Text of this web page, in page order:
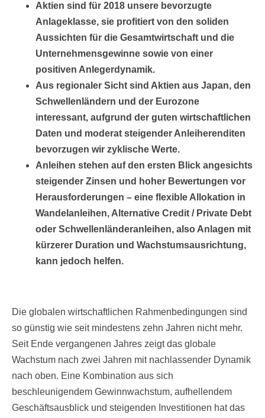
Aktien sind für 2018 unsere bevorzugte
Anlageklasse, sie profitiert von den soliden
Aussichten für die Gesamtwirtschaft und die
Unternehmensgewinne sowie von einer
positiven Anlegerdynamik.
Aus regionaler Sicht sind Aktien aus Japan, den
Schwellenländern und der Eurozone
interessant, aufgrund der guten wirtschaftlichen
Daten und moderat steigender Anleiherenditen
bevorzugen wir zyklische Werte.
Anleihen stehen auf den ersten Blick angesichts
steigender Zinsen und hoher Bewertungen vor
Herausforderungen – eine flexible Allokation in
Wandelanleihen, Alternative Credit / Private Debt
oder Schwellenländeranleihen, also Anlagen mit
kürzerer Duration und Wachstumsausrichtung,
kann jedoch helfen.
Die globalen wirtschaftlichen Rahmenbedingungen sind
so günstig wie seit mindestens zehn Jahren nicht mehr.
Seit Ende vergangenen Jahres zeigt das globale
Wachstum nach zwei Jahren mit nachlassender Dynamik
nach oben. Eine Kombination aus sich
beschleunigendem Gewinnwachstum, aufhellendem
Geschäftsausblick und steigenden Investitionen hat das